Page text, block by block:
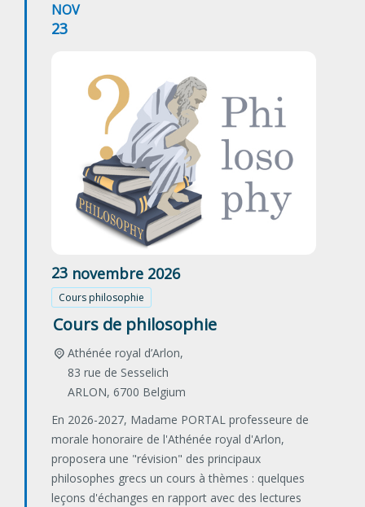
NOV
23
23 novembre 2026
Cours philosophie
Cours de philosophie
Athénée royal d’Arlon,
83 rue de Sesselich
ARLON, 6700 Belgium
En 2026-2027, Madame PORTAL professeure de
morale honoraire de l'Athénée royal d'Arlon,
proposera une "révision" des principaux
philosophes grecs un cours à thèmes : quelques
leçons d'échanges en rapport avec des lectures